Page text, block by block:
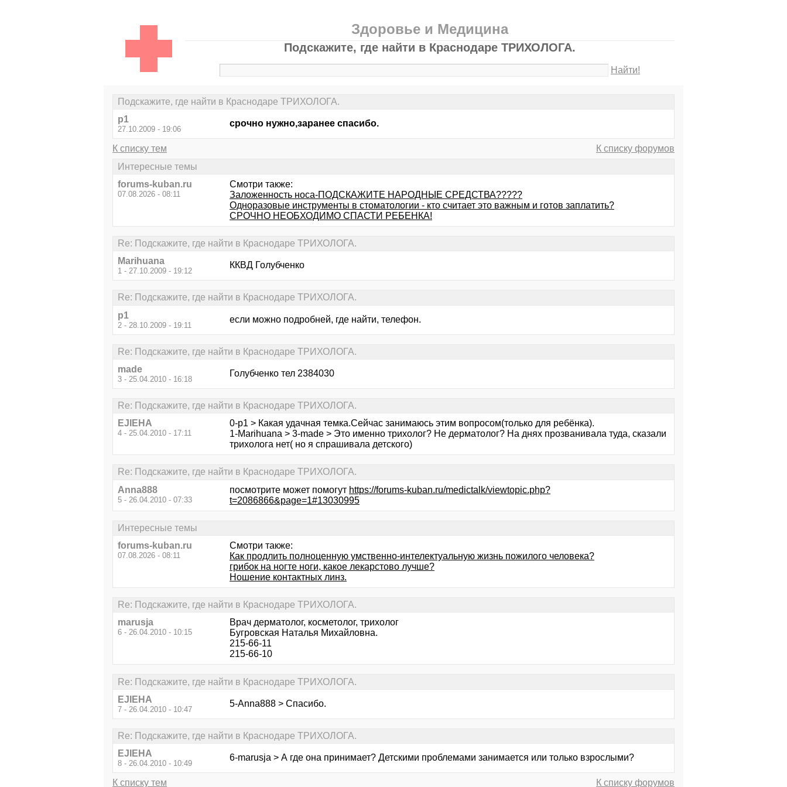
Здоровье и Медицина
Подскажите, где найти в Краснодаре ТРИХОЛОГА.
Найти!
Подскажите, где найти в Краснодаре ТРИХОЛОГА.
p1
27.10.2009 - 19:06
срочно нужно,заранее спасибо.
К списку тем
К списку форумов
Интересные темы
forums-kuban.ru
07.08.2026 - 08:11
Смотри также:
Заложенность носа-ПОДСКАЖИТЕ НАРОДНЫЕ СРЕДСТВА?????
Одноразовые инструменты в стоматологии - кто считает это важным и готов заплатить?
СРОЧНО НЕОБХОДИМО СПАСТИ РЕБЕНКА!
Re: Подскажите, где найти в Краснодаре ТРИХОЛОГА.
Marihuana
1 - 27.10.2009 - 19:12
ККВД Голубченко
Re: Подскажите, где найти в Краснодаре ТРИХОЛОГА.
p1
2 - 28.10.2009 - 19:11
если можно подробней, где найти, телефон.
Re: Подскажите, где найти в Краснодаре ТРИХОЛОГА.
made
3 - 25.04.2010 - 16:18
Голубченко тел 2384030
Re: Подскажите, где найти в Краснодаре ТРИХОЛОГА.
EJIEHA
4 - 25.04.2010 - 17:11
0-p1 > Какая удачная темка.Сейчас занимаюсь этим вопросом(только для ребёнка).
1-Marihuana > 3-made > Это именно трихолог? Не дерматолог? На днях прозванивала туда, сказали
трихолога нет( но я спрашивала детского)
Re: Подскажите, где найти в Краснодаре ТРИХОЛОГА.
Anna888
5 - 26.04.2010 - 07:33
посмотрите может помогут https://forums-kuban.ru/medictalk/viewtopic.php?
t=2086866&page=1#13030995
Интересные темы
forums-kuban.ru
07.08.2026 - 08:11
Смотри также:
Как продлить полноценную умственно-интелектуальную жизнь пожилого человека?
грибок на ногте ноги, какое лекарстово лучше?
Ношение контактных линз.
Re: Подскажите, где найти в Краснодаре ТРИХОЛОГА.
marusja
6 - 26.04.2010 - 10:15
Врач дерматолог, косметолог, трихолог
Бугровская Наталья Михайловна.
215-66-11
215-66-10
Re: Подскажите, где найти в Краснодаре ТРИХОЛОГА.
EJIEHA
7 - 26.04.2010 - 10:47
5-Anna888 > Спасибо.
Re: Подскажите, где найти в Краснодаре ТРИХОЛОГА.
EJIEHA
8 - 26.04.2010 - 10:49
6-marusja > А где она принимает? Детскими проблемами занимается или только взрослыми?
К списку тем К списку форумов